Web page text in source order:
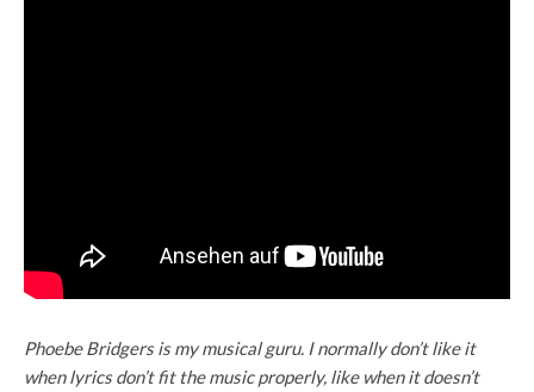
Phoebe Bridgers is my musical guru. I normally don’t like it
when lyrics don’t fit the music properly, like when it doesn’t